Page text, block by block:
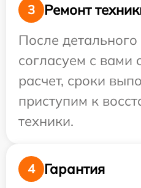
3
Ремонт
После
согласуем с вами
расчет, сроки
приступим к
техники.
4
Гарантия